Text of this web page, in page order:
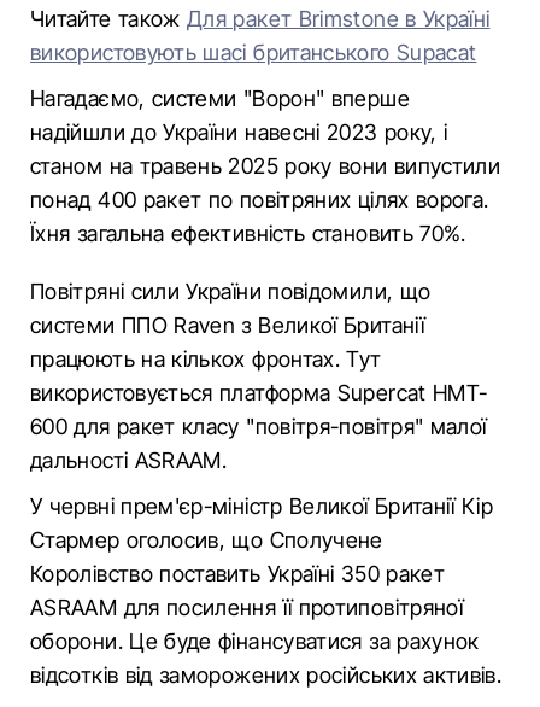
Читайте такожДля ракет Brimstone в Україні
використовують шасі британського Supacat
Нагадаємо, системи "Ворон" вперше
надійшли до України навесні 2023 року, і
станом на травень 2025 року вони випустили
понад 400 ракет по повітряних цілях ворога.
Їхня загальна ефективність становить 70%.
Повітряні сили України повідомили, що
системи ППО Raven з Великої Британії
працюють на кількох фронтах. Тут
використовується платформа Supercat HMT-
600 для ракет класу "повітря-повітря" малої
дальності ASRAAM.
У червні прем'єр-міністр Великої Британії Кір
Стармер оголосив, що Сполучене
Королівство поставить Україні 350 ракет
ASRAAM для посилення її протиповітряної
оборони. Це буде фінансуватися за рахунок
відсотків від заморожених російських активів.